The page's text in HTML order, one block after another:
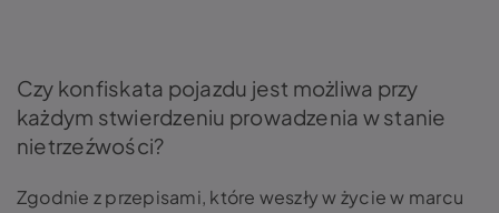
Czy konfiskata pojazdu jest możliwa przy
każdym stwierdzeniu prowadzenia w stanie
nietrzeźwości?
Zgodnie z przepisami, które weszły w życie w marcu